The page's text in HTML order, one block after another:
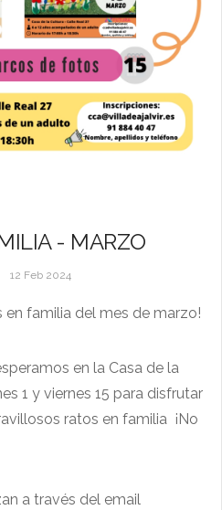
- MARZO
12 Feb 2024
en familia del mes de marzo!
en la Casa de la
1 y viernes 15 para disfrutar
ratos en familia ¡No
a través del email